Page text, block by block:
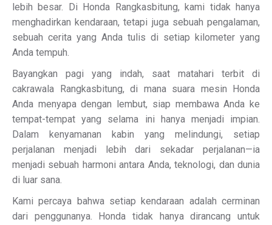
lebih besar. Di Honda Rangkasbitung, kami tidak hanya
menghadirkan kendaraan, tetapi juga sebuah pengalaman,
sebuah cerita yang Anda tulis di setiap kilometer yang
Anda tempuh.
Bayangkan pagi yang indah, saat matahari terbit di
cakrawala Rangkasbitung, di mana suara mesin Honda
Anda menyapa dengan lembut, siap membawa Anda ke
tempat-tempat yang selama ini hanya menjadi impian.
Dalam kenyamanan kabin yang melindungi, setiap
perjalanan menjadi lebih dari sekadar perjalanan—ia
menjadi sebuah harmoni antara Anda, teknologi, dan dunia
di luar sana.
Kami percaya bahwa setiap kendaraan adalah cerminan
dari penggunanya. Honda tidak hanya dirancang untuk